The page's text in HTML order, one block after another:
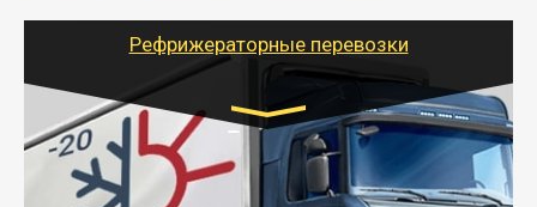
для погрузочно-разгрузочных работ при перевозке.
Рефрижераторные перевозки
Транспорт:
Газель (1,5 и 3 тонны), Бычок, Еврофура от 5 до
10 тонн